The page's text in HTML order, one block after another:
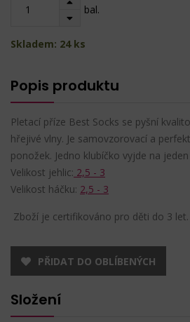
bal.
Skladem: 24 ks
Popis produktu
Pletací příze Best Socks se pyšní
hřejivé vlny. Je samovzorovací a
ponožek. Jedno klubíčko vyjde na
Velikost jehlic: 2,5 - 3
Velikost háčku: 2,5 - 3
Zboží je certifikováno pro děti do 3 let.
PŘIDAT DO OBLÍBENÝCH
Složení